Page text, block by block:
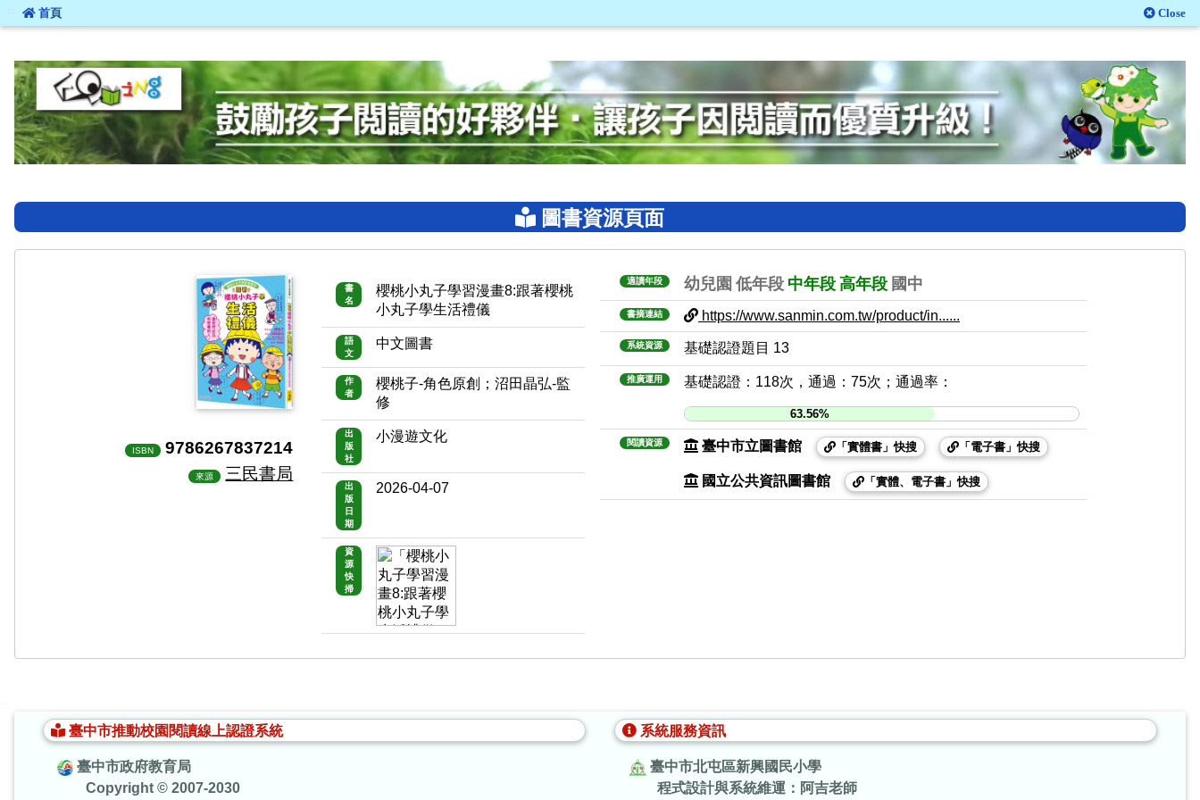
::: 首頁 Close
圖書資源頁面
ISBN 9786267837214
來源 三民書局
書
名
櫻桃小丸子學習漫畫8:跟著櫻桃
小丸子學生活禮儀
語
文
中文圖書
作
者
櫻桃子-角色原創；沼田晶弘-監
修
出
版
社
小漫遊文化
出
版
日
期
2026-04-07
資
源
快
掃
適讀年段 幼兒園 低年段 中年段 高年段 國中
書摘連結 https://www.sanmin.com.tw/product/in......
系統資源 基礎認證題目 13
推廣運用 基礎認證：118次，通過：75次；通過率：
63.56%
閱讀資源 臺中市立圖書館 「實體書」快搜 「電子書」快搜
國立公共資訊圖書館 「實體、電子書」快搜
臺中市推動校園閱讀線上認證系統
臺中市政府教育局
Copyright © 2007-2030
系統服務資訊
臺中市北屯區新興國民小學
程式設計與系統維運：阿吉老師